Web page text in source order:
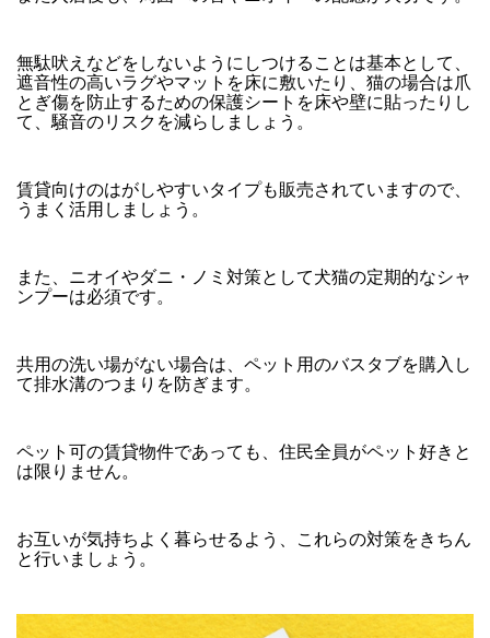
無駄吠えなどをしないようにしつけることは基本として、
遮音性の高いラグやマットを床に敷いたり、猫の場合は爪
とぎ傷を防止するための保護シートを床や壁に貼ったりし
て、騒音のリスクを減らしましょう。
賃貸向けのはがしやすいタイプも販売されていますので、
うまく活用しましょう。
また、ニオイやダニ・ノミ対策として犬猫の定期的なシャ
ンプーは必須です。
共用の洗い場がない場合は、ペット用のバスタブを購入し
て排水溝のつまりを防ぎます。
ペット可の賃貸物件であっても、住民全員がペット好きと
は限りません。
お互いが気持ちよく暮らせるよう、これらの対策をきちん
と行いましょう。